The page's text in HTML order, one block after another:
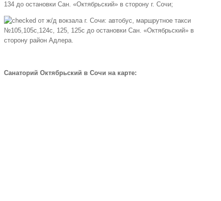
134 до остановки Сан. «Октябрьский» в сторону г. Сочи;
от ж/д вокзала г. Сочи: автобус, маршрутное такси
№105,105с,124с, 125, 125с до остановки Сан. «Октябрьский» в
сторону район Адлера.
Санаторий Октябрьский в Сочи на карте: